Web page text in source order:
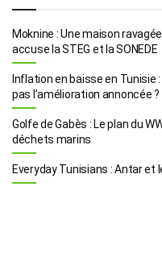
Moknine : Une maison
accuse la STEG et la SONEDE
Inflation en baisse en Tunisie
pas l’amélioration annoncée ?
Golfe de Gabès : Le plan du
déchets marins
Everyday Tunisians : Antar et